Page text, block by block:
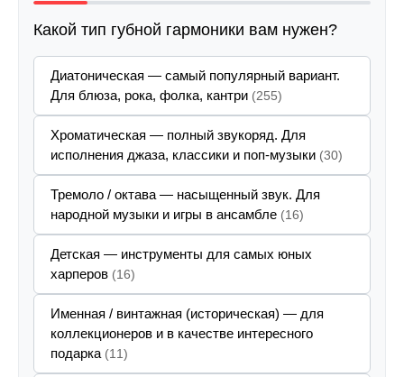
Какой тип губной гармоники вам нужен?
Диатоническая — самый популярный вариант.
Для блюза, рока, фолка, кантри (255)
Хроматическая — полный звукоряд. Для
исполнения джаза, классики и поп-музыки (30)
Тремоло / октава — насыщенный звук. Для
народной музыки и игры в ансамбле (16)
Детская — инструменты для самых юных
харперов (16)
Именная / винтажная (историческая) — для
коллекционеров и в качестве интересного
подарка (11)